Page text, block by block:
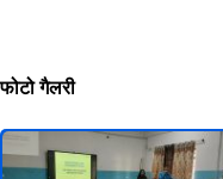
फोटो गैलरी